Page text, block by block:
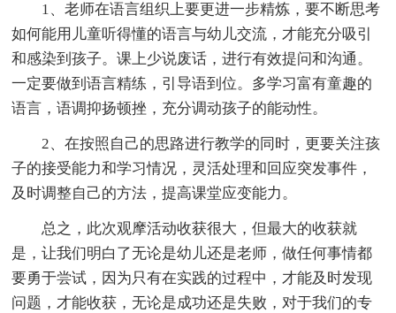
1、老师在语言组织上要更进一步精炼，要不断思考
如何能用儿童听得懂的语言与幼儿交流，才能充分吸引
和感染到孩子。课上少说废话，进行有效提问和沟通。
一定要做到语言精练，引导语到位。多学习富有童趣的
语言，语调抑扬顿挫，充分调动孩子的能动性。
2、在按照自己的思路进行教学的同时，更要关注孩
子的接受能力和学习情况，灵活处理和回应突发事件，
及时调整自己的方法，提高课堂应变能力。
总之，此次观摩活动收获很大，但最大的收获就
是，让我们明白了无论是幼儿还是老师，做任何事情都
要勇于尝试，因为只有在实践的过程中，才能及时发现
问题，才能收获，无论是成功还是失败，对于我们的专